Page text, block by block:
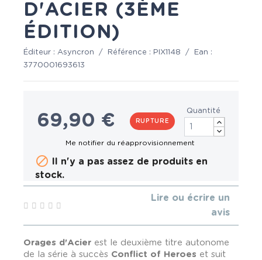
D'ACIER (3ÈME
ÉDITION)
Éditeur : Asyncron / Référence : PIX1148 /
Ean :
3770001693613
69,90 € RUPTURE
Quantité
 Il n'y a pas assez de produits en
stock.
Lire ou écrire un
avis
Orages d'Acier est le deuxième titre autonome
de la série à succès Conflict of Heroes et suit